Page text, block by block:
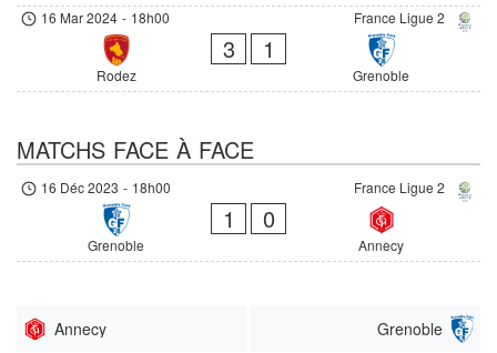
France Ligue 2
16 Mar 2024 - 18h00
Rodez
3 1
Grenoble
MATCHS FACE À FACE
France Ligue 2
16 Déc 2023 - 18h00
Grenoble
1 0
Annecy
Annecy Grenoble